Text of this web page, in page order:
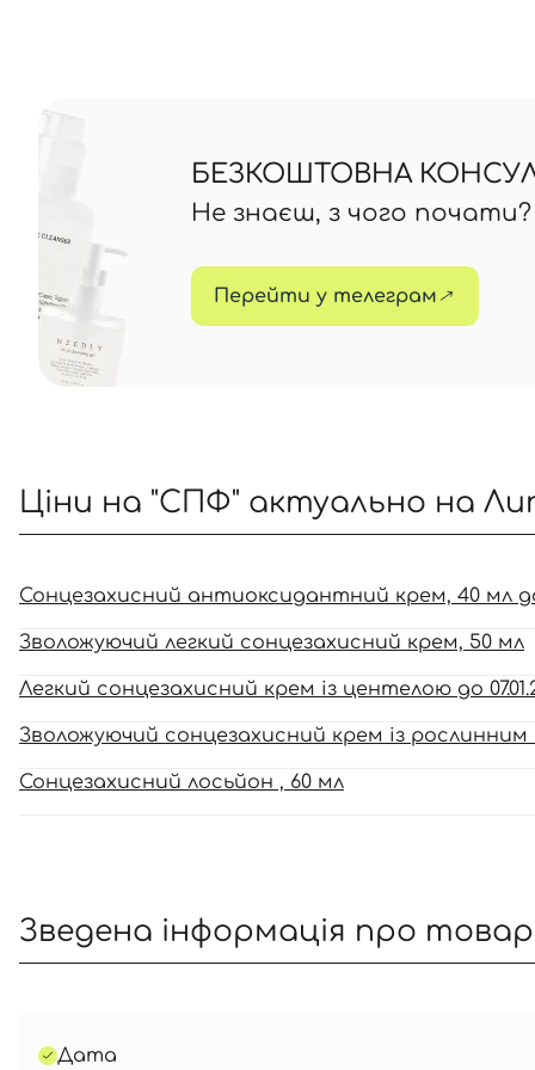
БЕЗКОШТОВНА
Не знаєш, з чого
Перейти у телеграм
Ціни на "СПФ" актуально на
Сонцезахисний антиоксидантний крем, 40 мл до
Зволожуючий легкий сонцезахисний крем, 50 мл
Легкий сонцезахисний крем із центелою до
Зволожуючий сонцезахисний крем із рослинним
Сонцезахисний лосьйон , 60 мл
Зведена інформація про
Дата